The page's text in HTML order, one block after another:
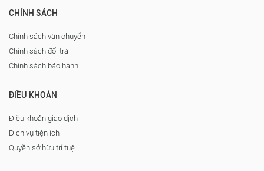
CHÍNH SÁCH
Chính sách vận chuyển
Chính sách đổi trả
Chính sách bảo hành
ĐIỀU KHOẢN
Điều khoản giao dịch
Dịch vụ tiện ích
Quyền sở hữu trí tuệ